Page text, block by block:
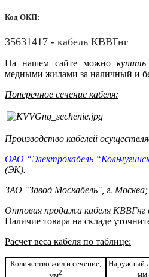
Код ОКП:
35631417 - кабель КВВГнг
На нашем сайте можно
медными жилами за наличный и
Поперечное сечение кабеля:
Производство кабелей
ОАО “Электрокабель
(ЭК).
ЗАО "Завод Москабель", г. Москва;
Оптовая продажа кабеля КВВГнг
Наличие товара на складе
Расчет веса кабеля по таблице:
Количество жил и сечение,
мм2
Наружный
мм